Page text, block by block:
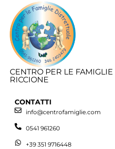
CENTRO PER LE FAMIGLIE
RICCIONE
CONTATTI
info@centrofamiglie.com
0541 961260
+39 351 9716448